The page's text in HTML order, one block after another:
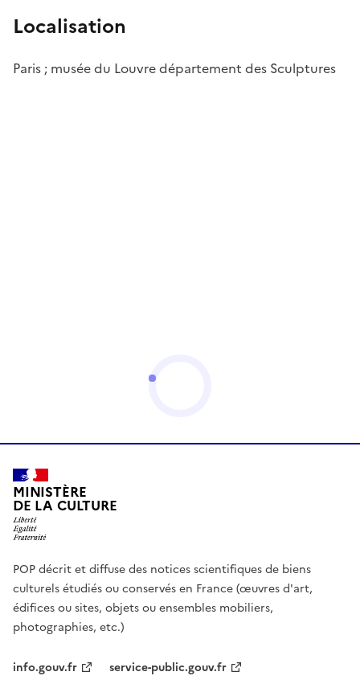
Localisation
Paris ; musée du Louvre département des Sculptures
MINISTÈRE
DE LA CULTURE
POP décrit et diffuse des notices scientifiques de biens
culturels étudiés ou conservés en France (œuvres d'art,
édifices ou sites, objets ou ensembles mobiliers,
photographies, etc.)
info.gouv.fr service-public.gouv.fr